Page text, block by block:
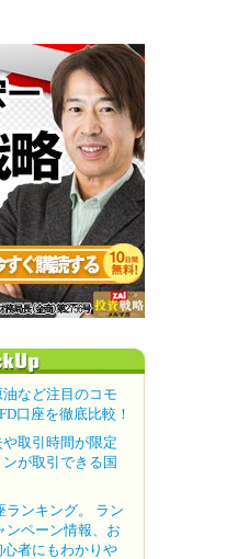
など注目のコモ
口座を徹底比較！
取引時間が限定
が取引できる国
ランキング。 ラン
ンペーン情報、お
者にもわかりや